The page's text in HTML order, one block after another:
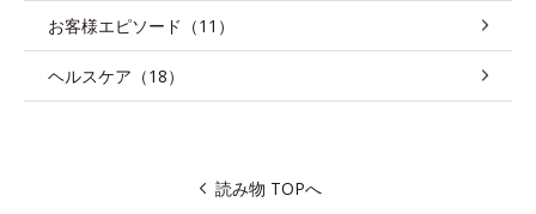
お客様エピソード（11）
ヘルスケア（18）
読み物 TOPへ